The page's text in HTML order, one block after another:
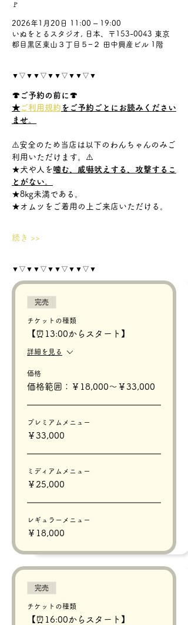
🚩
2026年1月20日 11:00 – 19:00
いぬをとるスタジオ, 日本、〒153-0043 東京
都目黒区東山３丁目５−２ 田中興産ビル 1階
▼▽▼▼▽▼▼▽▼▼▽▼
🍄ご予約の前に🍄
★ ご利用規約 をご予約ごとにお読みください
ませ。
⚠️安全のため当店は以下のわんちゃんのみご
利用いただけます。⚠️
★犬や人を噛む、威嚇吠えする、攻撃するこ
とがない。
★8kg未満である。
★オムツをご着用の上ご来店いただける。
続き >>
▼▽▼▼▽▼▼▽▼▼▽▼
完売
チケットの種類
【⏰13:00からスタート】
詳細を見る
価格
価格範囲：￥18,000〜￥33,000
プレミアムメニュー
￥33,000
ミディアムメニュー
￥25,000
レギュラーメニュー
￥18,000
完売
チケットの種類
【⏰16:00からスタート】